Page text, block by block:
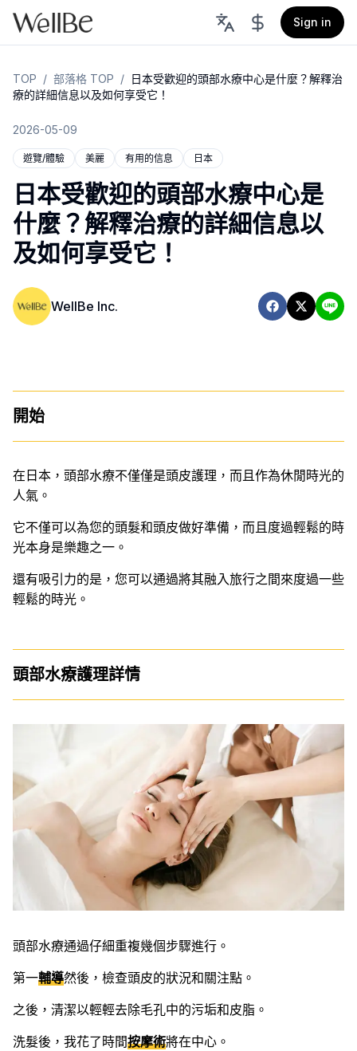
Sign in
TOP / 部落格 TOP / 日本受歡迎的頭部水療中心是什麼？解釋治
療的詳細信息以及如何享受它！
2026-05-09
遊覽/體驗 美麗 有用的信息 日本
日本受歡迎的頭部水療中心是
什麼？解釋治療的詳細信息以
及如何享受它！
WellBe Inc.
開始
在日本，頭部水療不僅僅是頭皮護理，而且作為休閒時光的
人氣。
它不僅可以為您的頭髮和頭皮做好準備，而且度過輕鬆的時
光本身是樂趣之一。
還有吸引力的是，您可以通過將其融入旅行之間來度過一些
輕鬆的時光。
頭部水療護理詳情
頭部水療通過仔細重複幾個步驟進行。
第一輔導然後，檢查頭皮的狀況和關注點。
之後，清潔以輕輕去除毛孔中的污垢和皮脂。
洗髮後，我花了時間按摩術將在中心。